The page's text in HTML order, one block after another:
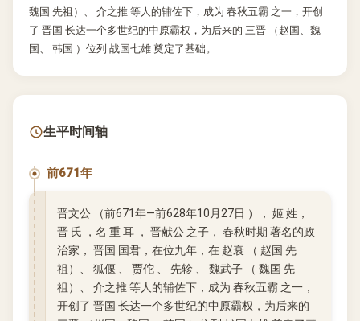
魏国 先祖）、 介之推 等人的辅佐下，成为 春秋五霸 之一，开创
了 晋国 长达一个多世纪的中原霸权，为后来的 三晋 （赵国、魏
国、 韩国 ）位列 战国七雄 奠定了基础。
生平时间轴
前671年
晋文公 （前671年—前628年10月27日 ）， 姬 姓，
晋 氏 ，名 重 耳 ， 晋献公 之子， 春秋时期 著名的政
治家， 晋国 国君，在位九年，在 赵衰 （ 赵国 先
祖）、 狐偃 、 贾佗 、 先轸 、 魏武子 （ 魏国 先
祖）、 介之推 等人的辅佐下，成为 春秋五霸 之一，
开创了 晋国 长达一个多世纪的中原霸权，为后来的